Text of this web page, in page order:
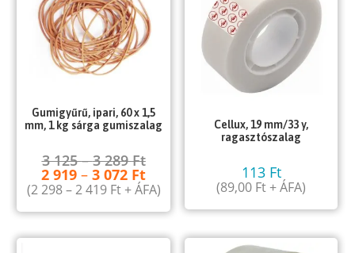
Gumigyűrű, ipari, 60 x 1,5
mm, 1 kg sárga gumiszalag
3 125–3 289Ft
2 919–3 072 Ft
(2 298–2 419 Ft+ ÁFA)
Cellux, 19 mm/33 y,
ragasztószalag
113 Ft
(89,00 Ft+ ÁFA)